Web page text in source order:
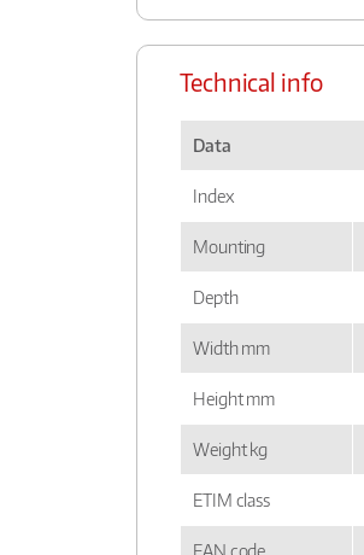
Technical info
Data
Index
Mounting
Depth
Width mm
Height mm
Weight kg
ETIM class
EAN code